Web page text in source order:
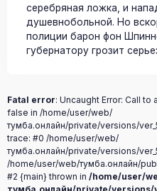
серебряная ложка, и
душевнобольной. Но
полиции барон фон
губернатору грозит
Fatal error: Uncaught Error: Call
false in /home/user/web/
тумба.онлайн/private/versions/
trace: #0 /home/user/web/
тумба.онлайн/private/versions/
/home/user/web/тумба.онлайн/
#2 {main} thrown in /home/user/